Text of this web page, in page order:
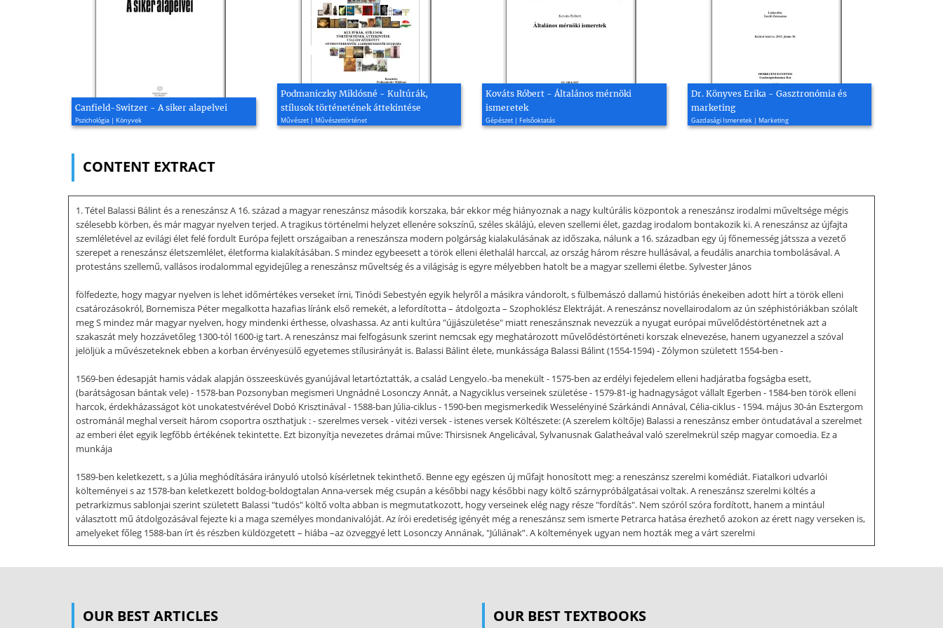
Canfield-Switzer - A siker alapelvei
Pszichológia | Könyvek
Podmaniczky Miklósné - Kultúrák,
stílusok történetének áttekintése
Művészet | Művészettörténet
Kováts Róbert - Általános mérnöki
ismeretek
Gépészet | Felsőoktatás
Dr. Könyves Erika - Gasztronómia és
marketing
Gazdasági Ismeretek | Marketing
CONTENT EXTRACT
1. Tétel Balassi Bálint és a reneszánsz A 16. század a magyar reneszánsz második korszaka, bár ekkor még hiányoznak a nagy kultúrális központok a reneszánsz irodalmi műveltsége mégis
szélesebb körben, és már magyar nyelven terjed. A tragikus történelmi helyzet ellenére sokszínű, széles skálájú, eleven szellemi élet, gazdag irodalom bontakozik ki. A reneszánsz az újfajta
szemléletével az evilági élet felé fordult Európa fejlett országaiban a reneszánsza modern polgárság kialakulásának az időszaka, nálunk a 16. században egy új főnemesség játssza a vezető
szerepet a reneszánsz életszemlélet, életforma kialakításában. S mindez egybeesett a török elleni élethalál harccal, az ország három részre hullásával, a feudális anarchia tombolásával. A
protestáns szellemű, vallásos irodalommal egyidejűleg a reneszánsz műveltség és a világiság is egyre mélyebben hatolt be a magyar szellemi életbe. Sylvester János
fölfedezte, hogy magyar nyelven is lehet időmértékes verseket írni, Tinódi Sebestyén egyik helyről a másikra vándorolt, s fülbemászó dallamú históriás énekeiben adott hírt a török elleni
csatározásokról, Bornemisza Péter megalkotta hazafias líránk első remekét, a lefordította – átdolgozta – Szophoklész Elektráját. A reneszánsz novellairodalom az ún széphistóriákban szólalt
meg S mindez már magyar nyelven, hogy mindenki érthesse, olvashassa. Az anti kultúra "újjászületése" miatt reneszánsznak nevezzük a nyugat európai művelődéstörténetnek azt a
szakaszát mely hozzávetőleg 1300-tól 1600-ig tart. A reneszánsz mai felfogásunk szerint nemcsak egy meghatározott művelődéstörténeti korszak elnevezése, hanem ugyanezzel a szóval
jelöljük a művészeteknek ebben a korban érvényesülő egyetemes stílusirányát is. Balassi Bálint élete, munkássága Balassi Bálint (1554-1594) - Zólymon született 1554-ben -
1569-ben édesapját hamis vádak alapján összeesküvés gyanújával letartóztatták, a család Lengyelo.-ba menekült - 1575-ben az erdélyi fejedelem elleni hadjáratba fogságba esett,
(barátságosan bántak vele) - 1578-ban Pozsonyban megismeri Ungnádné Losonczy Annát, a Nagyciklus verseinek születése - 1579-81-ig hadnagyságot vállalt Egerben - 1584-ben török elleni
harcok, érdekházasságot köt unokatestvérével Dobó Krisztinával - 1588-ban Júlia-ciklus - 1590-ben megismerkedik Wesselényiné Szárkándi Annával, Célia-ciklus - 1594. május 30-án Esztergom
ostrománál meghal verseit három csoportra oszthatjuk : - szerelmes versek - vitézi versek - istenes versek Költészete: (A szerelem költője) Balassi a reneszánsz ember öntudatával a szerelmet
az emberi élet egyik legfőbb értékének tekintette. Ezt bizonyítja nevezetes drámai műve: Thirsisnek Angelicával, Sylvanusnak Galatheával való szerelmekrül szép magyar comoedia. Ez a
munkája
1589-ben keletkezett, s a Júlia meghódítására irányuló utolsó kísérletnek tekinthető. Benne egy egészen új műfajt honosított meg: a reneszánsz szerelmi komédiát. Fiatalkori udvarlói
költeményei s az 1578-ban keletkezett boldog-boldogtalan Anna-versek még csupán a későbbi nagy későbbi nagy költő szárnypróbálgatásai voltak. A reneszánsz szerelmi költés a
petrarkizmus sablonjai szerint született Balassi "tudós" költő volta abban is megmutatkozott, hogy verseinek elég nagy része "fordítás". Nem szóról szóra fordított, hanem a mintául
választott mű átdolgozásával fejezte ki a maga személyes mondanivalóját. Az írói eredetiség igényét még a reneszánsz sem ismerte Petrarca hatása érezhető azokon az érett nagy verseken is,
amelyeket főleg 1588-ban írt és részben küldözgetett – hiába –az özveggyé lett Losonczy Annának, "Júliának”. A költemények ugyan nem hozták meg a várt szerelmi
hangsúlyos és hangsúlytalan szótagok szabályos váltakozása alkotja a ritmust. Verstani alapegysége az ütem A magyar ütemben mindig az első szótag hangsúlyos, s ez után 1,2 de legfeljebb 3
handsúlytalan szótag következhet. Balassi költeményének sorfajai kétütemű nyolcasok. Pattogóbb a ritmus, ha az ütemek nem vágnak ketté szavakat, ellenkező esetben
OUR BEST ARTICLES OUR BEST TEXTBOOKS